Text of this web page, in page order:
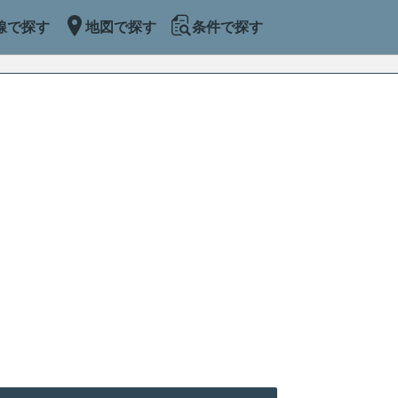
で探す 地図で探す 条件で探す